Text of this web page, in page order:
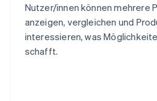
Nutzer/innen können mehrere
anzeigen, vergleichen und
interessieren, was
schafft.